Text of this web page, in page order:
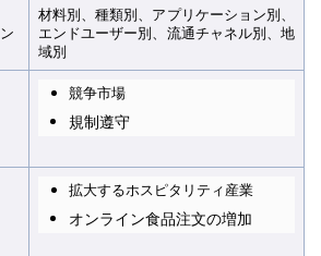
材料別、種類別、アプリケーション別、
エンドユーザー別、流通チャネル別、地
域別
競争市場
規制遵守
拡大するホスピタリティ産業
オンライン食品注文の増加